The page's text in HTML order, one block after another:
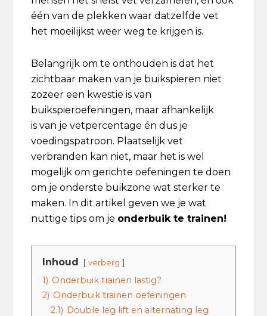
één van de plekken waar datzelfde vet
het moeilijkst weer weg te krijgen is.
Belangrijk om te onthouden is dat het
zichtbaar maken van je buikspieren niet
zozeer een kwestie is van
buikspieroefeningen, maar afhankelijk
is van je vetpercentage én dus je
voedingspatroon. Plaatselijk vet
verbranden kan niet, maar het is wel
mogelijk om gerichte oefeningen te doen
om je onderste buikzone wat sterker te
maken. In dit artikel geven we je wat
nuttige tips om je onderbuik te trainen!
Inhoud verberg
1) Onderbuik trainen lastig?
2) Onderbuik trainen oefeningen
2.1) Double leg lift en alternating leg